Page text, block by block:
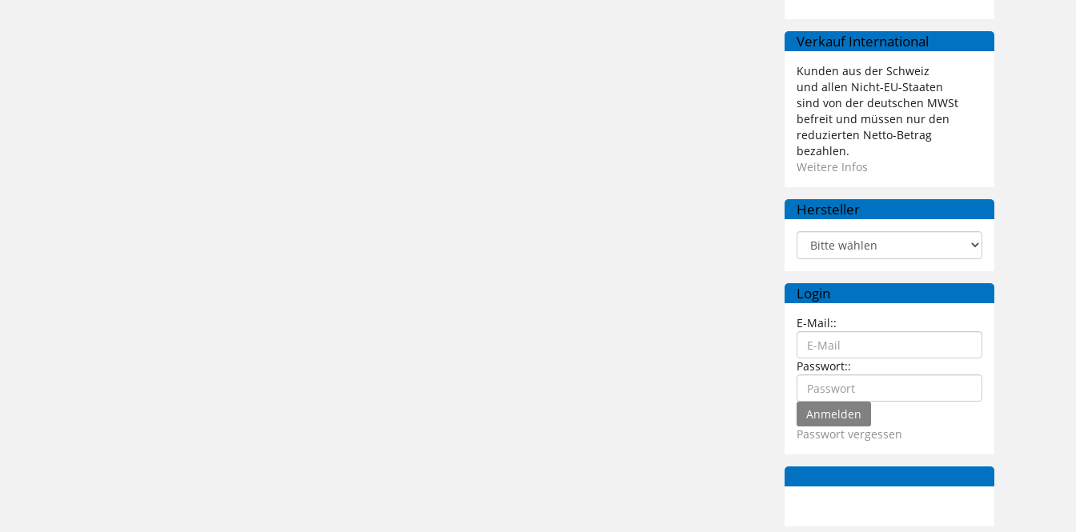
Verkauf International
Kunden aus der Schweiz
und allen Nicht-EU-Staaten
sind von der deutschen MWSt
befreit und müssen nur den
reduzierten Netto-Betrag
bezahlen.
Weitere Infos
Hersteller
Login
E-Mail::
Passwort::
Passwort vergessen